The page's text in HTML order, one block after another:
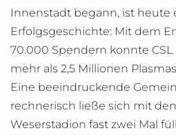
Innenstadt begann, ist heute
Erfolgsgeschichte: Mit dem
70.000 Spendern konnte CSL
mehr als 2,5 Millionen
Eine beeindruckende
rechnerisch ließe sich mit
Weserstadion fast zwei Mal